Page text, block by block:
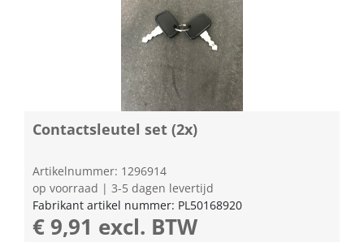
Contactsleutel set (2x)
Artikelnummer: 1296914
op voorraad | 3-5 dagen levertijd
Fabrikant artikel nummer: PL50168920
€ 9,91 excl. BTW